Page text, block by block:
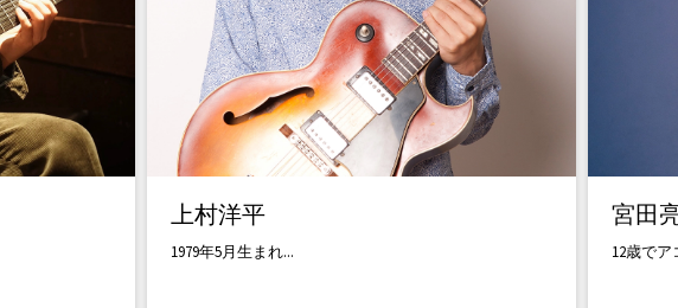
上村洋平
1979年5月生まれ...
宮田
12歳でア